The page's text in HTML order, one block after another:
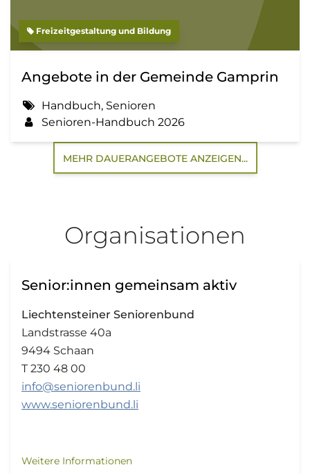
Freizeitgestaltung und Bildung
Angebote in der Gemeinde Gamprin
Handbuch, Senioren
Senioren-Handbuch 2026
MEHR DAUERANGEBOTE ANZEIGEN...
Organisationen
Senior:innen gemeinsam aktiv
Liechtensteiner Seniorenbund
Landstrasse 40a
9494 Schaan
T 230 48 00
info@seniorenbund.li
www.seniorenbund.li
Weitere Informationen